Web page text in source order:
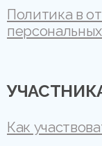
Политика в
Как